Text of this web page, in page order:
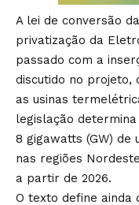
A lei de conversão
privatização da
passado com a
discutido no projeto,
as usinas
legislação
8 gigawatts (GW)
nas regiões
a partir de 2026.
O texto define ainda